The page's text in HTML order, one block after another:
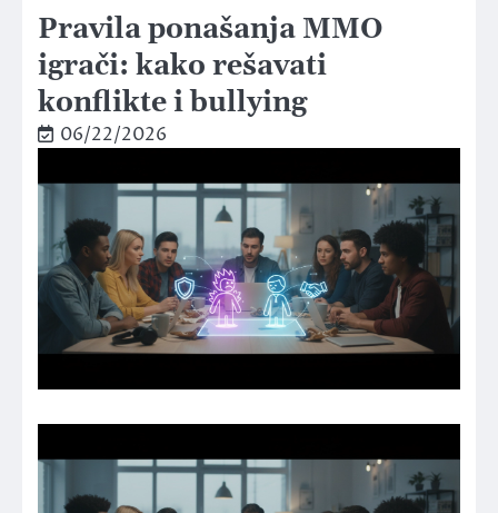
Pravila ponašanja MMO
igrači: kako rešavati
konflikte i bullying
06/22/2026